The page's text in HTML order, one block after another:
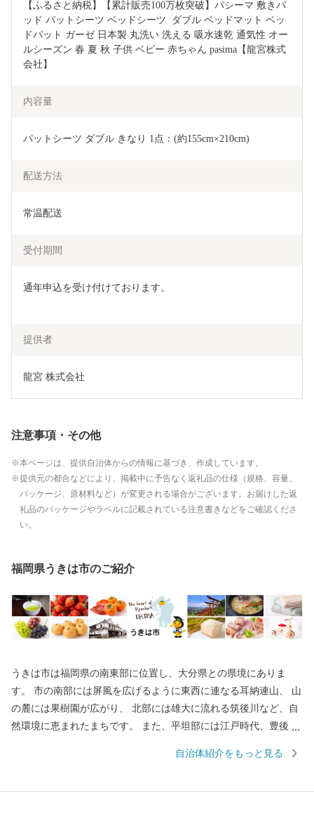
【ふるさと納税】【累計販売100万枚突破】パシーマ 敷きパ
ッド パットシーツ ベッドシーツ  ダブル ベッドマット ベッ
ドパット ガーゼ 日本製 丸洗い 洗える 吸水速乾 通気性 オー
ルシーズン 春 夏 秋 子供 ベビー 赤ちゃん pasima【龍宮株式
会社】
内容量
パットシーツ ダブル きなり 1点：(約155cm×210cm)
配送方法
常温配送
受付期間
通年申込を受け付けております。
提供者
龍宮 株式会社
注意事項・その他
本ページは、提供自治体からの情報に基づき、作成しています。
提供元の都合などにより、掲載中に予告なく返礼品の仕様（規格、容量、
パッケージ、原材料など）が変更される場合がございます。お届けした返
礼品のパッケージやラベルに記載されている注意書きなどをご確認くださ
い。
福岡県うきは市のご紹介
うきは市は福岡県の南東部に位置し、大分県との県境にありま
す。 市の南部には屏風を広げるように東西に連なる耳納連山、 山
の麓には果樹園が広がり、 北部には雄大に流れる筑後川など、自
然環境に恵まれたまちです。 また、平坦部には江戸時代、豊後街
作られた白壁の街並みが軒を連ね、 情緒あふれる風景が今も残り
自治体紹介をもっと見る